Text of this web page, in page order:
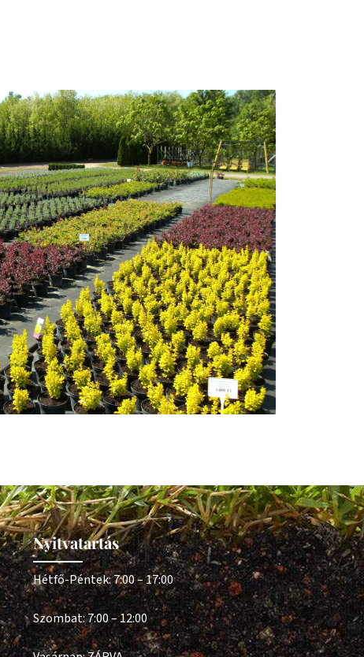
Nyitvatartás
Hétfő-Péntek: 7:00 – 17:00
Szombat: 7:00 – 12:00